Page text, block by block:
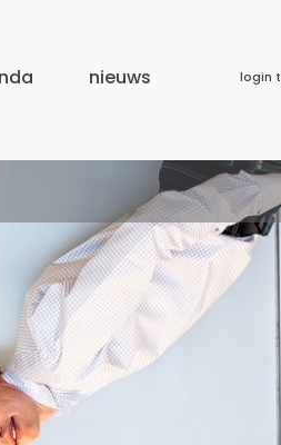
nieuws login